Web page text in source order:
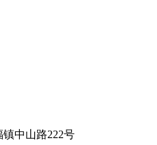
中山路222号